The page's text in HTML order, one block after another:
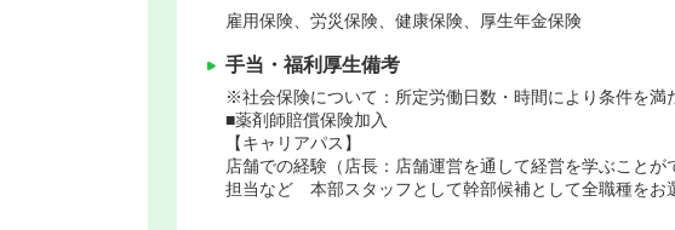
雇用保険、労災保険、健康保険、厚生年金保険
手当・福利厚生備考
※社会保険について：所定労働日数・時間により条件を満
■薬剤師賠償保険加入
【キャリアパス】
店舗での経験（店長：店舗運営を通して経営を学ぶこと
担当など 本部スタッフとして幹部候補として全職種をお